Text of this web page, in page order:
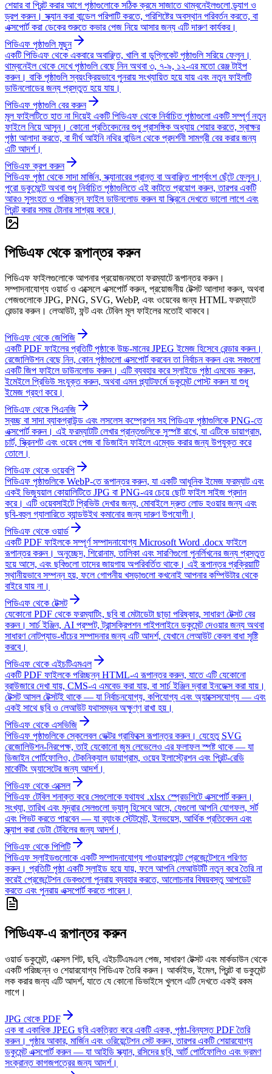
শেয়ার বা প্রিন্ট করার আগে পৃষ্ঠাগুলোকে সঠিক ক্রমে সাজাতে থাম্বনেইলগুলো ড্র্যাগ ও
ড্রপ করুন। স্ক্যান করা বান্ডেল পরিপাটি করতে, পরিশিষ্টের অবস্থান পরিবর্তন করতে, বা
এক্সপোর্ট করা ডেকের শুরুতে কভার পেজ নিয়ে আসার জন্য এটি দারুণ কার্যকর।
পিডিএফ পৃষ্ঠাগুলি মুছুন
একটি পিডিএফ থেকে একবারে অবাঞ্ছিত, খালি বা ডুপ্লিকেট পৃষ্ঠাগুলি সরিয়ে ফেলুন।
থাম্বনেইল থেকে দেখে পৃষ্ঠাগুলি বেছে নিন অথবা ৩, ৭-৯, ১২-এর মতো রেঞ্জ টাইপ
করুন। বাকি পৃষ্ঠাগুলি স্বয়ংক্রিয়ভাবে পুনরায় সংখ্যায়িত হয়ে যায় এবং নতুন ফাইলটি
ডাউনলোডের জন্য প্রস্তুত হয়ে যায়।
পিডিএফ পৃষ্ঠাগুলি বের করুন
মূল ফাইলটিতে হাত না দিয়েই একটি পিডিএফ থেকে নির্বাচিত পৃষ্ঠাগুলো একটি সম্পূর্ণ নতুন
ফাইলে নিয়ে আসুন। কোনো প্রতিবেদনের শুধু প্রাসঙ্গিক অধ্যায় শেয়ার করতে, স্বাক্ষর
পৃষ্ঠা আলাদা করতে, বা দীর্ঘ আইনি নথির বান্ডিল থেকে প্রদর্শনী সামগ্রী বের করার জন্য
এটি আদর্শ।
পিডিএফ ক্রপ করুন
পিডিএফ পৃষ্ঠা থেকে সাদা মার্জিন, স্ক্যানারের প্রান্ত বা অবাঞ্ছিত পার্শ্বাংশ ছেঁটে ফেলুন।
পুরো ডকুমেন্টে অথবা শুধু নির্বাচিত পৃষ্ঠাগুলিতে এই কাটতে প্রয়োগ করুন, তারপর একটি
আরও সুসংহত ও পরিচ্ছন্ন ফাইল ডাউনলোড করুন যা স্ক্রিনে দেখতে ভালো লাগে এবং
প্রিন্ট করার সময় টোনার সাশ্রয় করে।
পিডিএফ থেকে রূপান্তর করুন
পিডিএফ ফাইলগুলোকে আপনার প্রয়োজনমতো ফরম্যাটে রূপান্তর করুন।
সম্পাদনাযোগ্য ওয়ার্ড ও এক্সেলে এক্সপোর্ট করুন, প্রয়োজনীয় টেক্সট আলাদা করুন, অথবা
পেজগুলোকে JPG, PNG, SVG, WebP, এবং ওয়েবের জন্য HTML ফরম্যাটে
রেন্ডার করুন। লেআউট, ফন্ট এবং টেবিল মূল ফাইলের মতোই থাকবে।
পিডিএফ থেকে জেপিজি
একটি PDF ফাইলের প্রতিটি পৃষ্ঠাকে উচ্চ-মানের JPEG ইমেজ হিসেবে রেন্ডার করুন।
রেজোলিউশন বেছে নিন, কোন পৃষ্ঠাগুলো এক্সপোর্ট করবেন তা নির্বাচন করুন এবং সবগুলো
একটি জিপ ফাইলে ডাউনলোড করুন। এটি ব্যবহার করে স্লাইডে পৃষ্ঠা এমবেড করুন,
ইমেইলে প্রিভিউ সংযুক্ত করুন, অথবা এমন প্ল্যাটফর্মে ডকুমেন্ট পোস্ট করুন যা শুধু
ইমেজ গ্রহণ করে।
পিডিএফ থেকে পিএনজি
স্বচ্ছ বা সাদা ব্যাকগ্রাউন্ড এবং লসলেস কম্প্রেশন সহ পিডিএফ পৃষ্ঠাগুলিকে PNG-তে
এক্সপোর্ট করুন। এই ফরম্যাটটি লেখার প্রান্তগুলিকে সুস্পষ্ট রাখে, যা এটিকে ডায়াগ্রাম,
চার্ট, স্ক্রিনশট এবং ওয়েব পেজ বা ডিজাইন ফাইলে এম্বেড করার জন্য উপযুক্ত করে
তোলে।
পিডিএফ থেকে ওয়েবপি
পিডিএফ পৃষ্ঠাগুলিকে WebP-তে রূপান্তর করুন, যা একটি আধুনিক ইমেজ ফরম্যাট এবং
একই ভিজ্যুয়াল কোয়ালিটিতে JPG বা PNG-এর চেয়ে ছোট ফাইল সাইজ প্রদান
করে। এটি ওয়েবসাইটে প্রিভিউ দেখার জন্য, মোবাইলে দ্রুত লোড হওয়ার জন্য এবং
ছবি-বহুল গ্যালারিতে ব্যান্ডউইথ কমানোর জন্য দারুণ উপযোগী।
পিডিএফ থেকে ওয়ার্ড
একটি PDF ফাইলকে সম্পূর্ণ সম্পাদনাযোগ্য Microsoft Word .docx ফাইলে
রূপান্তর করুন। অনুচ্ছেদ, শিরোনাম, তালিকা এবং সারণিগুলো পুনর্লিখনের জন্য প্রস্তুত
হয়ে আসে, এবং ছবিগুলো তাদের জায়গায় অপরিবর্তিত থাকে। এই রূপান্তর প্রক্রিয়াটি
স্থানীয়ভাবে সম্পন্ন হয়, ফলে গোপনীয় খসড়াগুলো কখনোই আপনার কম্পিউটার থেকে
বাইরে যায় না।
পিডিএফ থেকে টেক্সট
যেকোনো PDF থেকে ফরম্যাটিং, ছবি বা মেটাডেটা ছাড়া পরিষ্কার, সাধারণ টেক্সট বের
করুন। সার্চ ইঞ্জিন, AI প্রম্পট, ট্রান্সক্রিপশন পাইপলাইনে ডকুমেন্ট দেওয়ার জন্য অথবা
সাধারণ নোটপ্যাড-ধাঁচের সম্পাদনার জন্য এটি আদর্শ, যেখানে লেআউট কেবল বাধা সৃষ্টি
করবে।
পিডিএফ থেকে এইচটিএমএল
একটি PDF ফাইলকে পরিচ্ছন্ন HTML-এ রূপান্তর করুন, যাতে এটি যেকোনো
ব্রাউজারে দেখা যায়, CMS-এ এমবেড করা যায়, বা সার্চ ইঞ্জিন দ্বারা ইনডেক্স করা যায়।
টেক্সট আসল টেক্সটই থাকে — যা নির্বাচনযোগ্য, কপিযোগ্য এবং অ্যাক্সেসযোগ্য — এবং
একই সাথে ছবি ও লেআউট যথাসম্ভব অক্ষুণ্ণ রাখা হয়।
পিডিএফ থেকে এসভিজি
পিডিএফ পৃষ্ঠাগুলিকে স্কেলেবল ভেক্টর গ্রাফিক্সে রূপান্তর করুন। যেহেতু SVG
রেজোলিউশন-নিরপেক্ষ, তাই যেকোনো জুম লেভেলেও এর ফলাফল স্পষ্ট থাকে — যা
ডিজাইন পোর্টফোলিও, টেকনিক্যাল ডায়াগ্রাম, ওয়েব ইলাস্ট্রেশন এবং প্রিন্ট-রেডি
মার্কেটিং অ্যাসেটের জন্য আদর্শ।
পিডিএফ থেকে এক্সেল
পিডিএফ টেবিল শনাক্ত করে সেগুলোকে যথাযথ .xlsx স্প্রেডশিটে এক্সপোর্ট করুন।
সংখ্যা, তারিখ এবং মুদ্রার সেলগুলো ভ্যালু হিসেবে আসে, যেগুলো আপনি যোগফল, সর্ট
এবং পিভট করতে পারবেন — যা ব্যাংক স্টেটমেন্ট, ইনভয়েস, আর্থিক প্রতিবেদন এবং
স্ক্র্যাপ করা ডেটা টেবিলের জন্য আদর্শ।
পিডিএফ থেকে পিপিটি
পিডিএফ স্লাইডগুলোকে একটি সম্পাদনাযোগ্য পাওয়ারপয়েন্ট প্রেজেন্টেশনে পরিণত
করুন। প্রতিটি পৃষ্ঠা একটি স্লাইড হয়ে যায়, ফলে আপনি লেআউটটি নতুন করে তৈরি না
করেই প্রেজেন্টেশন ডেকগুলো পুনরায় ব্যবহার করতে, আলোচনার বিষয়বস্তু আপডেট
করতে এবং পুনরায় এক্সপোর্ট করতে পারেন।
পিডিএফ-এ রূপান্তর করুন
ওয়ার্ড ডকুমেন্ট, এক্সেল শিট, ছবি, এইচটিএমএল পেজ, সাধারণ টেক্সট এবং মার্কডাউন থেকে
একটি পরিচ্ছন্ন ও শেয়ারযোগ্য পিডিএফ তৈরি করুন। আর্কাইভ, ইমেল, প্রিন্ট বা ডকুমেন্ট
লক করার জন্য এটি আদর্শ, যাতে যে কোনো ডিভাইসে খুললে এটি দেখতে একই রকম
লাগে।
JPG থেকে PDF
এক বা একাধিক JPEG ছবি একত্রিত করে একটি একক, পৃষ্ঠা-বিন্যস্ত PDF তৈরি
করুন। পৃষ্ঠার আকার, মার্জিন এবং ওরিয়েন্টেশন সেট করুন, তারপর একটি শেয়ারযোগ্য
ডকুমেন্ট এক্সপোর্ট করুন — যা আইডি স্ক্যান, রসিদের ছবি, আর্ট পোর্টফোলিও এবং ভ্রমণ
সংক্রান্ত কাগজপত্রের জন্য আদর্শ।